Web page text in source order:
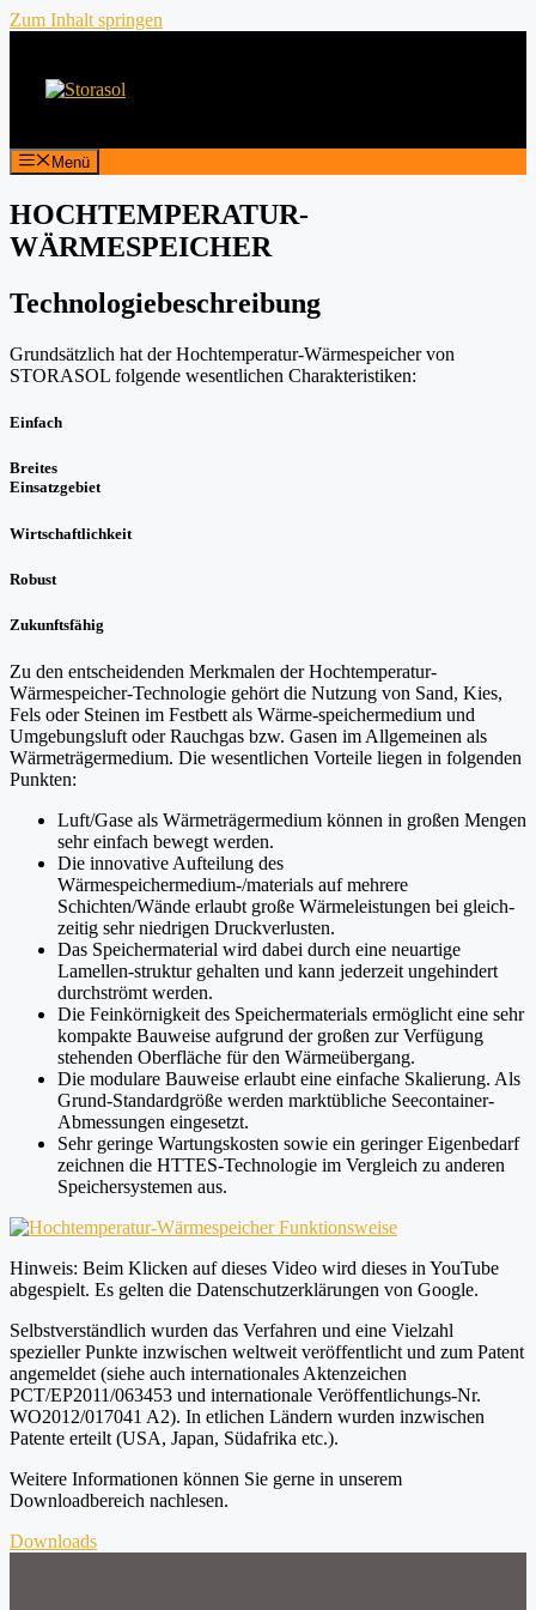
Zum Inhalt springen
Menü
HOCHTEMPERATUR-
WÄRMESPEICHER
Technologiebeschreibung
Grundsätzlich hat der Hochtemperatur-Wärmespeicher von
STORASOL folgende wesentlichen Charakteristiken:
Einfach
Breites
Einsatzgebiet
Wirtschaftlichkeit
Robust
Zukunftsfähig
Zu den entscheidenden Merkmalen der Hochtemperatur-
Wärmespeicher-Technologie gehört die Nutzung von Sand, Kies,
Fels oder Steinen im Festbett als Wärme-speichermedium und
Umgebungsluft oder Rauchgas bzw. Gasen im Allgemeinen als
Wärmeträgermedium. Die wesentlichen Vorteile liegen in folgenden
Punkten:
Luft/Gase als Wärmeträgermedium können in großen Mengen
sehr einfach bewegt werden.
Die innovative Aufteilung des
Wärmespeichermedium-/materials auf mehrere
Schichten/Wände erlaubt große Wärmeleistungen bei gleich-
zeitig sehr niedrigen Druckverlusten.
Das Speichermaterial wird dabei durch eine neuartige
Lamellen-struktur gehalten und kann jederzeit ungehindert
durchströmt werden.
Die Feinkörnigkeit des Speichermaterials ermöglicht eine sehr
kompakte Bauweise aufgrund der großen zur Verfügung
stehenden Oberfläche für den Wärmeübergang.
Die modulare Bauweise erlaubt eine einfache Skalierung. Als
Grund-Standardgröße werden marktübliche Seecontainer-
Abmessungen eingesetzt.
Sehr geringe Wartungskosten sowie ein geringer Eigenbedarf
zeichnen die HTTES-Technologie im Vergleich zu anderen
Speichersystemen aus.
Hinweis: Beim Klicken auf dieses Video wird dieses in YouTube
abgespielt. Es gelten die Datenschutzerklärungen von Google.
Selbstverständlich wurden das Verfahren und eine Vielzahl
spezieller Punkte inzwischen weltweit veröffentlicht und zum Patent
angemeldet (siehe auch internationales Aktenzeichen
PCT/EP2011/063453 und internationale Veröffentlichungs-Nr.
WO2012/017041 A2). In etlichen Ländern wurden inzwischen
Patente erteilt (USA, Japan, Südafrika etc.).
Weitere Informationen können Sie gerne in unserem
Downloadbereich nachlesen.
Downloads